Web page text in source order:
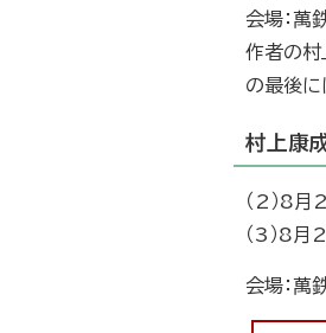
会場：萬
作者の村
の最後に
村上康
（2）8
（3）8
会場：萬